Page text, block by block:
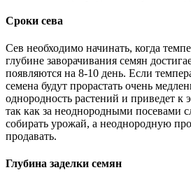
Сроки сева
Сев необходимо начинать, когда
глубине заворачивания семян
появляются на 8-10 день. Если
семена будут прорастать очень
однородность растений и приведет к
так как за неоднородными посевами
собирать урожай, а неоднородную
продавать.
Глубина заделки семян